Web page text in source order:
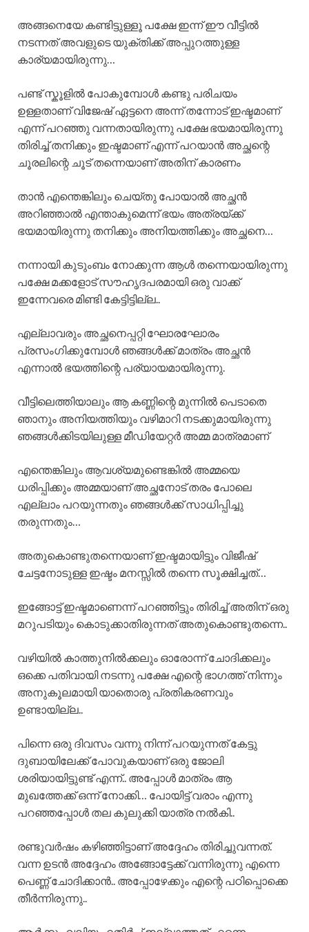
അങ്ങനെയേ കണ്ടിട്ടുള്ളൂ പക്ഷേ ഇന്ന് ഈ വീട്ടിൽ
നടന്നത് അവളുടെ യുക്തിക്ക് അപ്പുറത്തുള്ള
കാര്യമായിരുന്നു…
പണ്ട് സ്കൂളിൽ പോകുമ്പോൾ കണ്ടു പരിചയം
ഉള്ളതാണ് വിജേഷ് ഏട്ടനെ അന്ന് തന്നോട് ഇഷ്ടമാണ്
എന്ന് പറഞ്ഞു വന്നതായിരുന്നു പക്ഷേ ഭയമായിരുന്നു
തിരിച്ച് തനിക്കും ഇഷ്ടമാണ് എന്ന് പറയാൻ അച്ഛന്റെ
ചൂരലിന്റെ ചൂട് തന്നെയാണ് അതിന് കാരണം
താൻ എന്തെങ്കിലും ചെയ്തു പോയാൽ അച്ഛൻ
അറിഞ്ഞാൽ എന്താകുമെന്ന് ഭയം അത്രയ്ക്ക്
ഭയമായിരുന്നു തനിക്കും അനിയത്തിക്കും അച്ഛനെ…
നന്നായി കുടുംബം നോക്കുന്ന ആൾ തന്നെയായിരുന്നു
പക്ഷേ മക്കളോട് സൗഹൃദപരമായി ഒരു വാക്ക്
ഇന്നേവരെ മിണ്ടി കേട്ടിട്ടില്ല..
എല്ലാവരും അച്ഛനെപ്പറ്റി ഘോരഘോരം
പ്രസംഗിക്കുമ്പോൾ ഞങ്ങൾക്ക് മാത്രം അച്ഛൻ
എന്നാൽ ഭയത്തിന്റെ പര്യായമായിരുന്നു.
വീട്ടിലെത്തിയാലും ആ കണ്ണിന്റെ മുന്നിൽ പെടാതെ
ഞാനും അനിയത്തിയും വഴിമാറി നടക്കുമായിരുന്നു
ഞങ്ങൾക്കിടയിലുള്ള മീഡിയേറ്റർ അമ്മ മാത്രമാണ്
എന്തെങ്കിലും ആവശ്യമുണ്ടെങ്കിൽ അമ്മയെ
ധരിപ്പിക്കും അമ്മയാണ് അച്ഛനോട് തരം പോലെ
എല്ലാം പറയുന്നതും ഞങ്ങൾക്ക് സാധിപ്പിച്ചു
തരുന്നതും…
അതുകൊണ്ടുതന്നെയാണ് ഇഷ്ടമായിട്ടും വിജീഷ്
ചേട്ടനോടുള്ള ഇഷ്ടം മനസ്സിൽ തന്നെ സൂക്ഷിച്ചത്…
ഇങ്ങോട്ട് ഇഷ്ടമാണെന്ന് പറഞ്ഞിട്ടും തിരിച്ച് അതിന് ഒരു
മറുപടിയും കൊടുക്കാതിരുന്നത് അതുകൊണ്ടുതന്നെ..
വഴിയിൽ കാത്തുനിൽക്കലും ഓരോന്ന് ചോദിക്കലും
ഒക്കെ പതിവായി നടന്നു പക്ഷേ എന്റെ ഭാഗത്ത് നിന്നും
അനുകൂലമായി യാതൊരു പ്രതികരണവും
ഉണ്ടായില്ല..
പിന്നെ ഒരു ദിവസം വന്നു നിന്ന് പറയുന്നത് കേട്ടു
ദുബായിലേക്ക് പോവുകയാണ് ഒരു ജോലി
ശരിയായിട്ടുണ്ട് എന്ന്.. അപ്പോൾ മാത്രം ആ
മുഖത്തേക്ക് ഒന്ന് നോക്കി… പോയിട്ട് വരാം എന്നു
പറഞ്ഞപ്പോൾ തല കുലുക്കി യാത്ര നൽകി..
രണ്ടുവർഷം കഴിഞ്ഞിട്ടാണ് അദ്ദേഹം തിരിച്ചുവന്നത്.
വന്ന ഉടൻ അദ്ദേഹം അങ്ങോട്ടേക്ക് വന്നിരുന്നു എന്നെ
പെണ്ണ് ചോദിക്കാൻ.. അപ്പോഴേക്കും എന്റെ പഠിപ്പൊക്കെ
തീർന്നിരുന്നു..